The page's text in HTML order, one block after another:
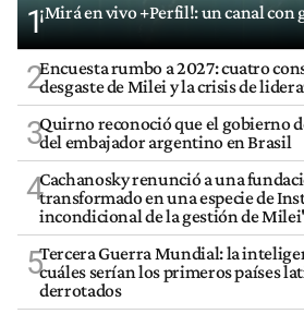
1¡Mirá en vivo +Perfil!: un canal con
2Encuesta rumbo a 2027: cuatro
desgaste de Milei y la crisis de
3Quirno reconoció que el gobierno
del embajador argentino en Brasil
4Cachanosky renunció a una
transformado en una especie de
incondicional de la gestión de
5Tercera Guerra Mundial: la
cuáles serían los primeros países
derrotados